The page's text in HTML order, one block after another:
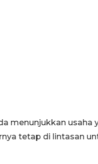
menunjukkan usaha
tetap di lintasan